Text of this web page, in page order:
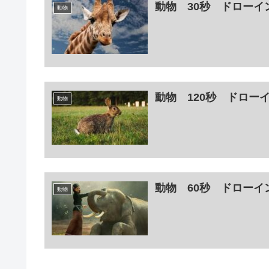
動物 動物 30秒 ドローイ
動物 動物 120秒 ドロー
動物 動物 60秒 ドローイ